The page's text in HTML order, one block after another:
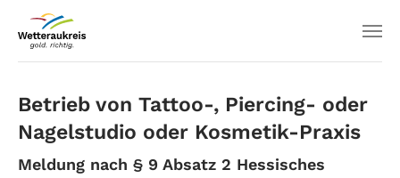
Betrieb von Tattoo-, Piercing- oder
Nagelstudio oder Kosmetik-Praxis
Meldung nach § 9 Absatz 2 Hessisches